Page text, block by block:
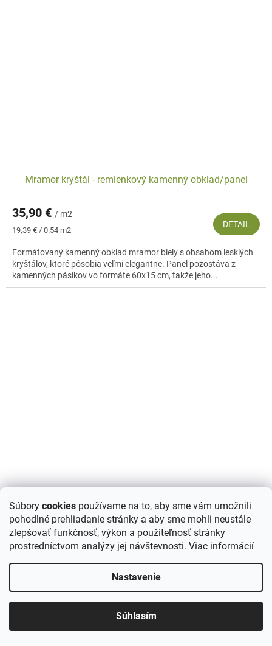
Súbory cookies používame na to, aby sme vám umožnili
pohodlné prehliadanie stránky a aby sme mohli neustále
zlepšovať funkčnosť, výkon a použiteľnosť stránky
prostredníctvom analýzy jej návštevnosti. Viac informácií
Nastavenie
Súhlasím
Mramor kryštál - remienkový kamenný obklad/panel
35,90 € / m2
Jednotková
19,39 € / 0.54 m2
DETAIL
Formátovaný kamenný obklad mramor biely s obsahom lesklých
kryštálov, ktoré pôsobia veľmi elegantne. Panel pozostáva z
kamenných pásikov vo formáte 60x15 cm, takže jeho...
obklad/panel
45,90 €/ m2
Jednotková
24,79 € / 0.54 m2
DETAIL
Formátovaný kamenný obklad mramor biely s obsahom lesklých
kryštálov, ktoré pôsobia veľmi elegantne. Panel pozostáva z
kamenných pásikov vo formáte 60x15 cm, takže jeho...